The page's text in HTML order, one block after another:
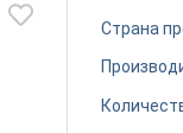
Страна